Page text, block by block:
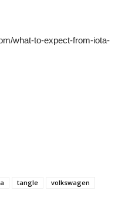
what-to-expect-from-iota-
tangle volkswagen